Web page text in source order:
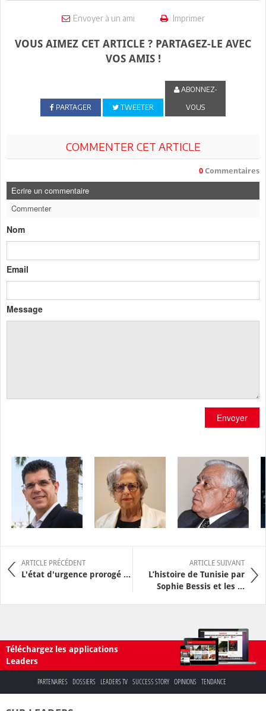
Envoyer à un ami Imprimer
VOUS AIMEZ CET ARTICLE ? PARTAGEZ-LE AVEC
VOS AMIS !
PARTAGER TWEETER
ABONNEZ-
VOUS
COMMENTER CET ARTICLE
0 Commentaires
Ecrire un commentaire
Commenter
Nom
Email
Message
Envoyer
ARTICLE PRÉCÉDENT
L'état d'urgence prorogé ...
ARTICLE SUIVANT
L’histoire de Tunisie par
Sophie Bessis et les ...
Téléchargez les applications
Leaders
PARTENAIRES DOSSIERS LEADERS TV SUCCESS STORY OPINIONS TENDANCE